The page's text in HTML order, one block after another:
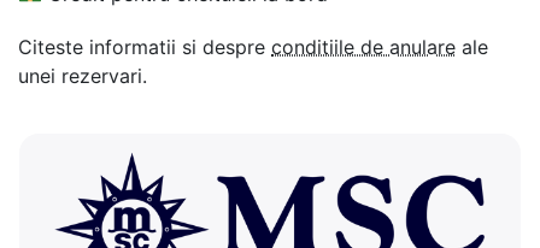
Citeste informatii si despre conditiile de anulare ale
unei rezervari.